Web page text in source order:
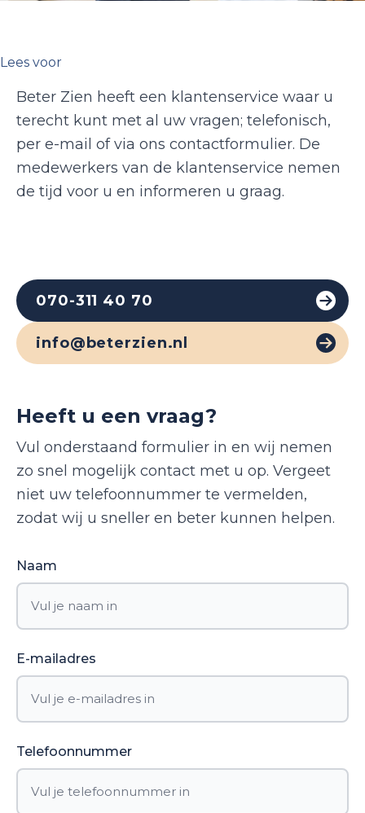
Lees voor
Beter Zien heeft een klantenservice waar u
terecht kunt met al uw vragen; telefonisch,
per e-mail of via ons contactformulier. De
medewerkers van de klantenservice nemen
de tijd voor u en informeren u graag.
070-311 40 70
info@beterzien.nl
Heeft u een vraag?
Vul onderstaand formulier in en wij nemen
zo snel mogelijk contact met u op. Vergeet
niet uw telefoonnummer te vermelden,
zodat wij u sneller en beter kunnen helpen.
Naam
E-mailadres
Telefoonnummer